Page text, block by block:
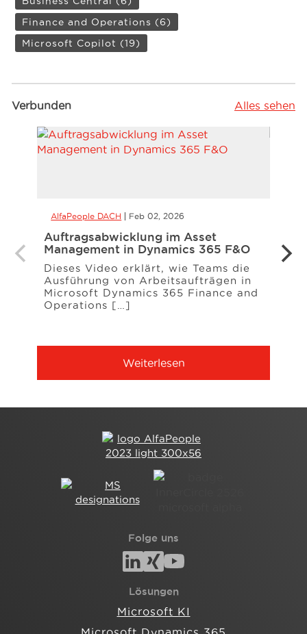
Finance and Operations (6)
Microsoft Copilot (19)
Verbunden Alles sehen
AlfaPeople DACH Feb 02, 2026
Auftragsabwicklung im Asset
Management in Dynamics 365 F&O
Dieses Video erklärt, wie Teams die
Ausführung von Arbeitsaufträgen in
Microsoft Dynamics 365 Finance and
Operations […]
Weiterlesen
und
Folge uns
Lösungen
Microsoft KI